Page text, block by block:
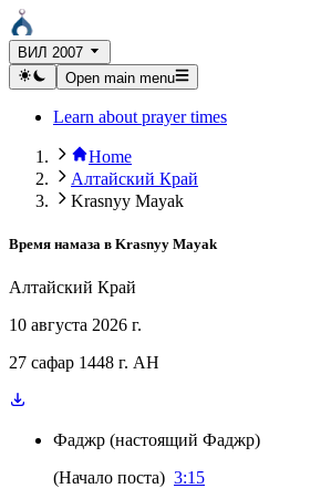
ВИЛ 2007
Open main menu
Learn about prayer times
Home
Алтайский Край
Krasnyy Mayak
Время намаза в Krasnyy Mayak
Алтайский Край
10 августа 2026 г.
27 сафар 1448 г. AH
Фаджр (настоящий Фаджр)
(Начало поста) 3:15